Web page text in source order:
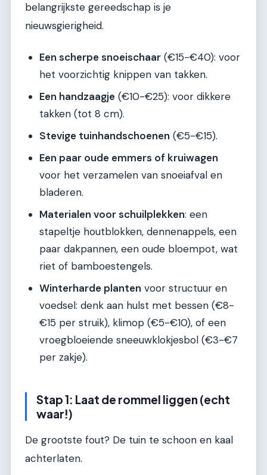
belangrijkste gereedschap is je
nieuwsgierigheid.
Een scherpe snoeischaar (€15-€40): voor
het voorzichtig knippen van takken.
Een handzaagje (€10-€25): voor dikkere
takken (tot 8 cm).
Stevige tuinhandschoenen (€5-€15).
Een paar oude emmers of kruiwagen
voor het verzamelen van snoeiafval en
bladeren.
Materialen voor schuilplekken: een
stapeltje houtblokken, dennenappels, een
paar dakpannen, een oude bloempot, wat
riet of bamboestengels.
Winterharde planten voor structuur en
voedsel: denk aan hulst met bessen (€8-
€15 per struik), klimop (€5-€10), of een
vroegbloeiende sneeuwklokjesbol (€3-€7
per zakje).
Stap 1: Laat de rommel liggen (echt
waar!)
De grootste fout? De tuin te schoon en kaal
achterlaten.